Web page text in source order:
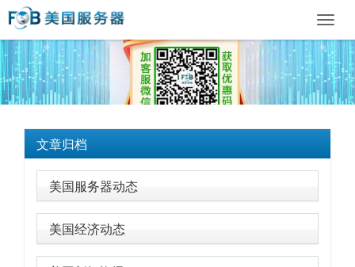
文章归档
美国服务器动态
美国经济动态